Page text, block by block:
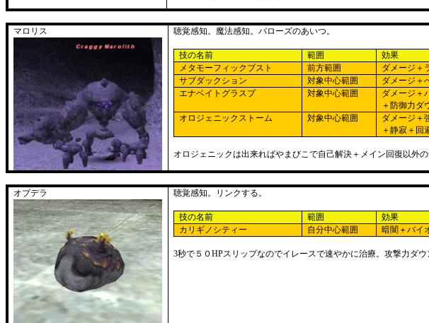
マロリス 聴覚感知。魔法感知。バローズのあいつ。
技の名前 範囲 効果
メタモーフィックブスト
前方範囲 ダメージ＋
サブダックション
対象中心範囲 ダメージ＋
エナベイトグラスプ
対象中心範囲
ダメージ＋
＋防御力ダ
オロジェニックストーム
対象中心範囲
ダメージ＋
＋静寂＋回
オロジェニックは出来ればやまびこで自己解決＋メイン回復以外
オブデラ 聴覚感知。リンクする。
技の名前 範囲 効果
カリギノシティー
自分中心範囲 暗闇＋バイ
3秒で５０HPスリップなのでイレースで速やかに治療。攻撃力ダ